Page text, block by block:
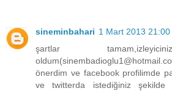
sineminbahari 1 Mart 2013 21:00
şartlar
önerdim ve facebook profilimde
ve twitterda istediğiniz şekilde